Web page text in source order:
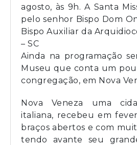
agosto, às 9h. A Santa
pelo senhor Bispo Dom
Bispo Auxiliar da
– SC
Ainda na programação
Museu que conta um
congregação, em Nova
Nova Veneza uma
italiana, recebeu em
braços abertos e com
tendo avante seu